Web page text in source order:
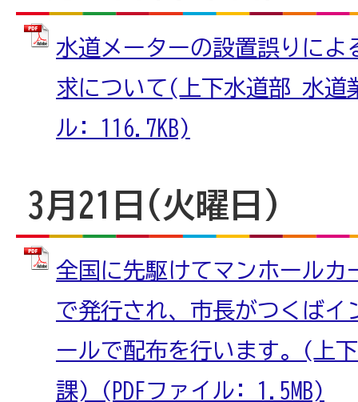
水道メーターの設置誤りによ
求について(上下水道部 水道
ル: 116.7KB)
3月21日(火曜日)
全国に先駆けてマンホールカ
で発行され、市長がつくばイ
ールで配布を行います。(上
課) (PDFファイル: 1.5MB)